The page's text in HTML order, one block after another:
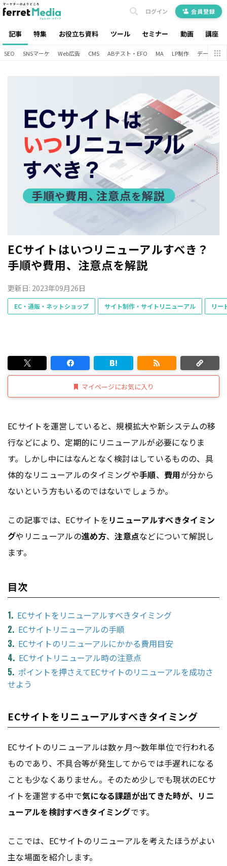
記事 特集 お役立ち資料 ツール セミナー 動画 講座
ログイン 会員登録
SEO SNSマーケ Web広告 CMS ABテスト・EFO MA LP制作 データ分析
ECサイトはいつリニューアルすべき？
手順や費用、注意点を解説
更新日: 2023年09月26日
EC・通販・ネットショップ サイト制作・サイトリニューアル リー
マイページにお気に入り
ECサイトを運営していると、規模拡大や新システムの移
行などにより、定期的にリニューアルが必要になりま
す。しかし中にはなんとなく検討はしているものの、具
体的なリニューアルのタイミングや手順、費用が分から
ないという方もいるのではないでしょうか。
この記事では、ECサイトを リニューアルすべきタイミン
グやリニューアルの進め方、注意点などについて解説し
ます。
目次
ECサイトをリニューアルすべきタイミング
ECサイトリニューアルの手順
ECサイトのリニューアルにかかる費用目安
ECサイトリニューアル時の注意点
ポイントを押さえてECサイトのリニューアルを成功さ
せよう
ECサイトをリニューアルすべきタイミング
ECサイトのリニューアルは数ヶ月〜数年単位で行われる
ものであり、不具合等が発生してからでは手遅れになる
ことも少なくありません。そのため少しでも現状のECサ
イトを運営する中で気になる課題が出てきた時が、リニ
ューアルを検討すべきタイミングです。
ここでは、ECサイトのリニューアルを考えたほうがよい
主な場面を紹介します。